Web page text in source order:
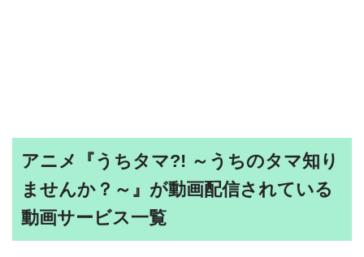
アニメ『うちタマ?! ～うちのタマ知り
ませんか？～』が動画配信されている
動画サービス一覧